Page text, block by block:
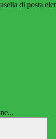
di posta